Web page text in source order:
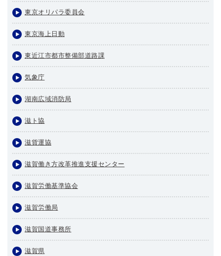
東京オリパラ委員会
東京海上日動
東近江市都市整備部道路課
気象庁
湖南広域消防局
滋ト協
滋貨運協
滋賀働き方改革推進支援センター
滋賀労働基準協会
滋賀労働局
滋賀国道事務所
滋賀県